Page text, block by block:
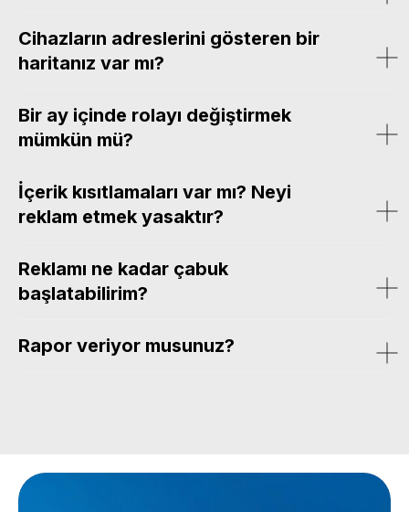
Cihazların adreslerini gösteren bir
haritanız var mı?
Bir ay içinde rolayı değiştirmek
mümkün mü?
İçerik kısıtlamaları var mı? Neyi
reklam etmek yasaktır?
Reklamı ne kadar çabuk
başlatabilirim?
Rapor veriyor musunuz?